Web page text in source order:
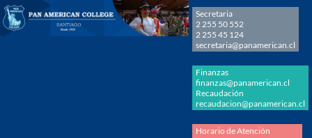
Secretaria
2 255 50 552
2 255 45 124
secretaria@panamerican.cl
Finanzas
finanzas@panamerican.cl
Recaudación
recaudacion@panamerican.cl
Horario de Atención